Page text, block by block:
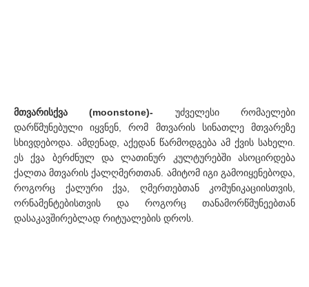
მთვარისქვა (moonstone)- უძველესი რომაელები
დარწმუნებული იყვნენ, რომ მთვარის სინათლე მთვარეზე
სხივდებოდა. ამდენად, აქედან წარმოდგება ამ ქვის სახელი.
ეს ქვა ბერძნულ და ლათინურ კულტურებში ასოცირდება
ქალთა მთვარის ქალღმერთთან. ამიტომ იგი გამოიყენებოდა,
როგორც ქალური ქვა, ღმერთებთან კომუნიკაციისთვის,
ორნამენტებისთვის და როგორც თანამორწმუნეებთან
დასაკავშირებლად რიტუალების დროს.